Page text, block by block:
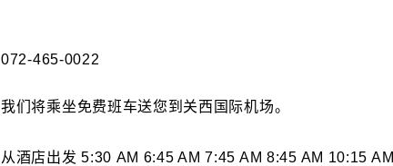
072-465-0022
我们将乘坐免费班车送您到关西国际机场。
从酒店出发 5:30 AM 6:45 AM 7:45 AM 8:45 AM 10:15 AM